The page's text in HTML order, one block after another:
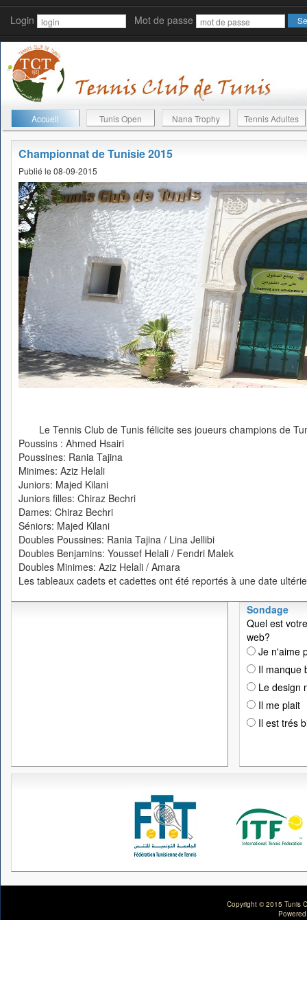
Login Mot de passe
Accueil Tunis Open Nana Trophy Tennis Adultes
Championnat de Tunisie 2015
Publié le 08-09-2015
Le Tennis Club de Tunis félicite ses joueurs champions de
Poussins : Ahmed Hsairi
Poussines: Rania Tajina
Minimes: Aziz Helali
Juniors: Majed Kilani
Juniors filles: Chiraz Bechri
Dames: Chiraz Bechri
Séniors: Majed Kilani
Doubles Poussines: Rania Tajina / Lina Jellibi
Doubles Benjamins: Youssef Helali / Fendri Malek
Doubles Minimes: Aziz Helali / Amara
Les tableaux cadets et cadettes ont été reportés à une date
Sondage
Quel est
web?
Je n'aime
Il manque
Le design
Il me plait
Il est trés
Copyright © 2015 Tunis